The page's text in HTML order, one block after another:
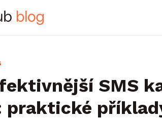
SMS
praktické